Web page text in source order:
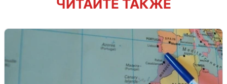
ЧИТАЙТЕ ТАКЖЕ